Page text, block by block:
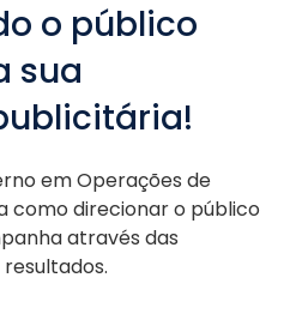
o público
sua
em Operações de
como direcionar o público
através das